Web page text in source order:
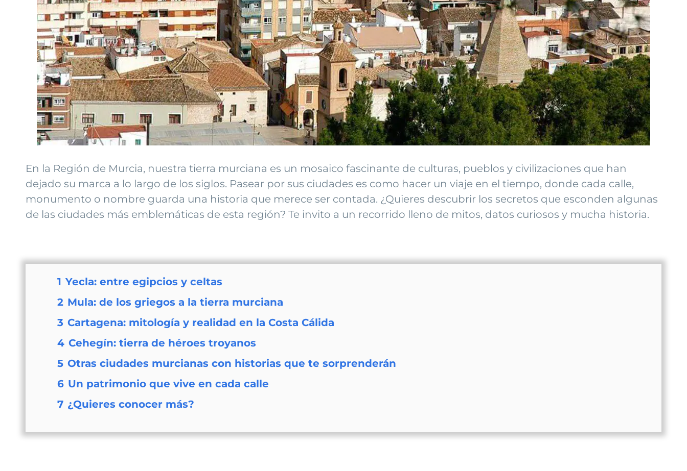
En la Región de Murcia, nuestra tierra murciana es un mosaico fascinante de culturas, pueblos y civilizaciones que han
dejado su marca a lo largo de los siglos. Pasear por sus ciudades es como hacer un viaje en el tiempo, donde cada calle,
monumento o nombre guarda una historia que merece ser contada. ¿Quieres descubrir los secretos que esconden algunas
de las ciudades más emblemáticas de esta región? Te invito a un recorrido lleno de mitos, datos curiosos y mucha historia.
1 Yecla: entre egipcios y celtas
2 Mula: de los griegos a la tierra murciana
3 Cartagena: mitología y realidad en la Costa Cálida
4 Cehegín: tierra de héroes troyanos
5 Otras ciudades murcianas con historias que te sorprenderán
6 Un patrimonio que vive en cada calle
7 ¿Quieres conocer más?